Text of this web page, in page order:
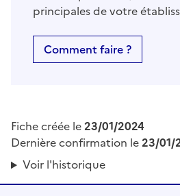
principales de votre
Comment faire ?
Fiche créée le23/01/2024
Dernière confirmation le23/01/
Voir l'historique